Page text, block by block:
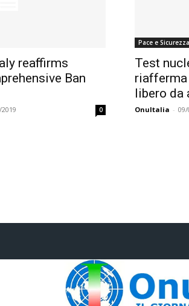
reaffirms
Ban
0
Pace e Sicurezza
Test
riafferma
libero da
OnuItalia - 09/